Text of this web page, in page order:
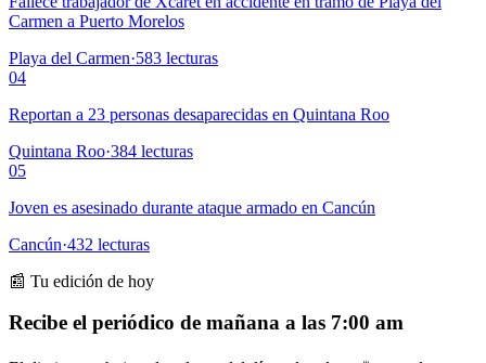
Carmen a Puerto Morelos
Playa del Carmen·583 lecturas
04
Reportan a 23 personas desaparecidas en Quintana Roo
Quintana Roo·384 lecturas
05
Joven es asesinado durante ataque armado en Cancún
Cancún·432 lecturas
📰 Tu edición de hoy
Recibe el periódico de mañana a las 7:00 am